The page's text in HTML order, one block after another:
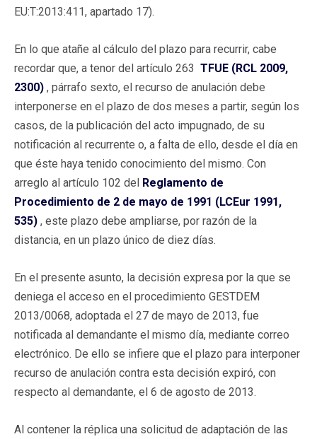
EU:T:2013:411, apartado 17).
En lo que atañe al cálculo del plazo para recurrir, cabe
recordar que, a tenor del artículo 263 TFUE (RCL 2009,
2300) , párrafo sexto, el recurso de anulación debe
interponerse en el plazo de dos meses a partir, según los
casos, de la publicación del acto impugnado, de su
notificación al recurrente o, a falta de ello, desde el día en
que éste haya tenido conocimiento del mismo. Con
arreglo al artículo 102 del Reglamento de
Procedimiento de 2 de mayo de 1991 (LCEur 1991,
535) , este plazo debe ampliarse, por razón de la
distancia, en un plazo único de diez días.
En el presente asunto, la decisión expresa por la que se
deniega el acceso en el procedimiento GESTDEM
2013/0068, adoptada el 27 de mayo de 2013, fue
notificada al demandante el mismo día, mediante correo
electrónico. De ello se infiere que el plazo para interponer
recurso de anulación contra esta decisión expiró, con
respecto al demandante, el 6 de agosto de 2013.
Al contener la réplica una solicitud de adaptación de las